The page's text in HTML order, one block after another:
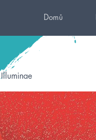
Domů
Illuminae